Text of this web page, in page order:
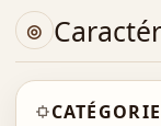
CATÉGORIE